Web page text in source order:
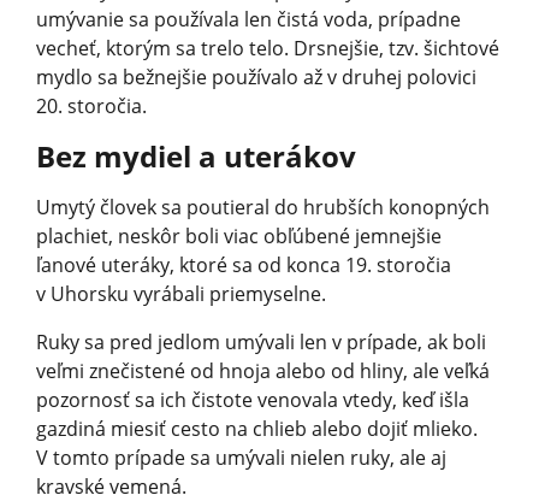
umývanie sa používala len čistá voda, prípadne
vecheť, ktorým sa trelo telo. Drsnejšie, tzv. šichtové
mydlo sa bežnejšie používalo až v druhej polovici
20. storočia.
Bez mydiel a uterákov
Umytý človek sa poutieral do hrubších konopných
plachiet, neskôr boli viac obľúbené jemnejšie
ľanové uteráky, ktoré sa od konca 19. storočia
v Uhorsku vyrábali priemyselne.
Ruky sa pred jedlom umývali len v prípade, ak boli
veľmi znečistené od hnoja alebo od hliny, ale veľká
pozornosť sa ich čistote venovala vtedy, keď išla
gazdiná miesiť cesto na chlieb alebo dojiť mlieko.
V tomto prípade sa umývali nielen ruky, ale aj
kravské vemená.